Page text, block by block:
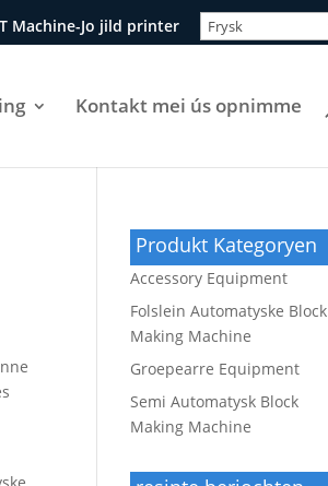
Machine-Jo jild printer
Kontakt mei ús opnimme
Produkt Kategoryen
Accessory Equipment
Folslein Automatyske Block
Making Machine
Groepearre Equipment
Semi Automatysk Block
Making Machine